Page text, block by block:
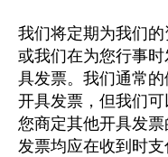
我们将定期为我们
或我们在为您行事
具发票。我们通常
开具发票，但我们
您商定其他开具发
发票均应在收到时